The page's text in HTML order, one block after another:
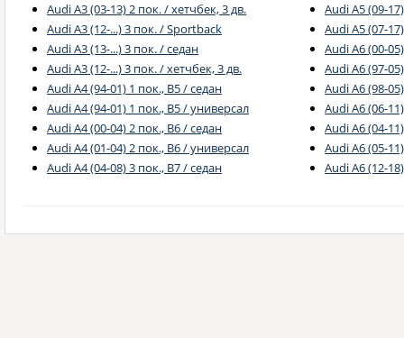
Audi A3 (03-13) 2 пок. / хетчбек, 3 дв.
Audi A3 (12-...) 3 пок. / Sportback
Audi A3 (13-...) 3 пок. / седан
Audi A3 (12-...) 3 пок. / хетчбек, 3 дв.
Audi A4 (94-01) 1 пок., B5 / седан
Audi A4 (94-01) 1 пок., B5 / универсал
Audi A4 (00-04) 2 пок., B6 / седан
Audi A4 (01-04) 2 пок., B6 / универсал
Audi A4 (04-08) 3 пок., B7 / седан
Audi A5 (09-
Audi A5 (07-
Audi A6 (00-
Audi A6 (97-
Audi A6 (98-
Audi A6 (06-
Audi A6 (04-
Audi A6 (05-
Audi A6 (12-